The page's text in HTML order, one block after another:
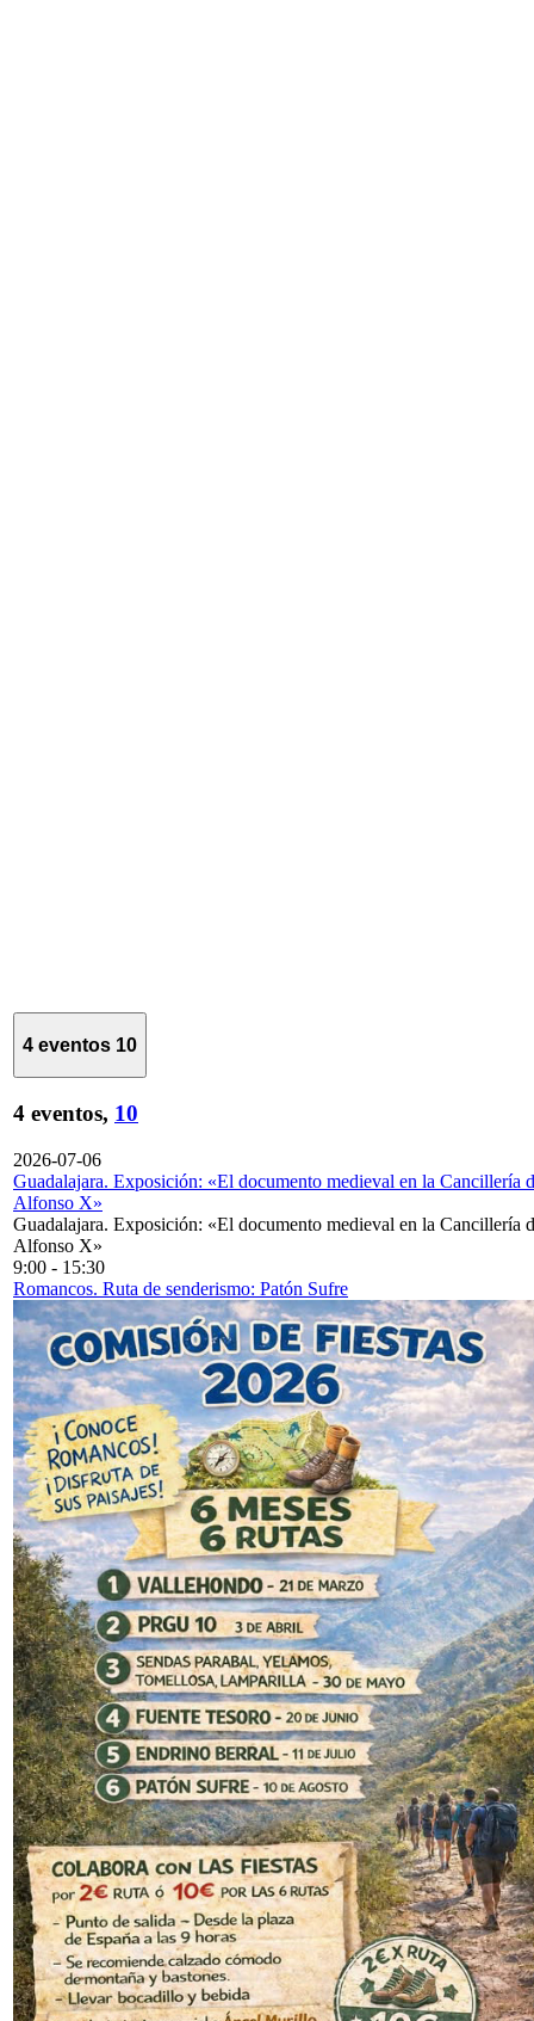
4 eventos 10
4 eventos, 10
2026-07-06
Guadalajara. Exposición: «El documento medieval en la Cancillería
Alfonso X»
Guadalajara. Exposición: «El documento medieval en la Cancillería
Alfonso X»
9:00 - 15:30
Romancos. Ruta de senderismo: Patón Sufre